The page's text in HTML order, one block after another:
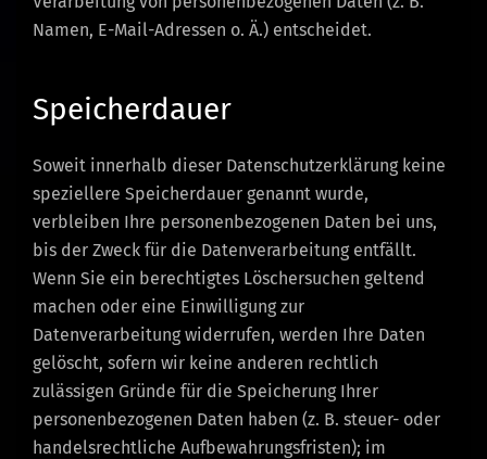
Namen, E-Mail-Adressen o. Ä.) entscheidet.
Speicherdauer
Soweit innerhalb dieser Datenschutzerklärung keine
speziellere Speicherdauer genannt wurde,
verbleiben Ihre personenbezogenen Daten bei uns,
bis der Zweck für die Datenverarbeitung entfällt.
Wenn Sie ein berechtigtes Löschersuchen geltend
machen oder eine Einwilligung zur
Datenverarbeitung widerrufen, werden Ihre Daten
gelöscht, sofern wir keine anderen rechtlich
zulässigen Gründe für die Speicherung Ihrer
personenbezogenen Daten haben (z. B. steuer- oder
handelsrechtliche Aufbewahrungsfristen); im